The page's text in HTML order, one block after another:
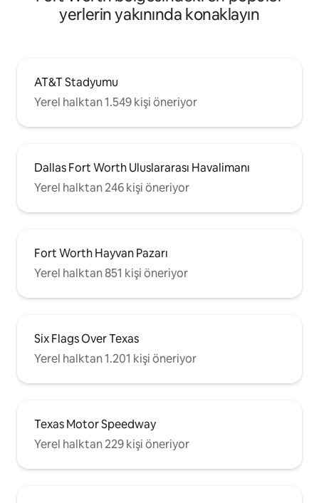
yerlerin yakınında konaklayın
AT&T Stadyumu
Yerel halktan 1.549 kişi öneriyor
Dallas Fort Worth Uluslararası Havalimanı
Yerel halktan 246 kişi öneriyor
Fort Worth Hayvan Pazarı
Yerel halktan 851 kişi öneriyor
Six Flags Over Texas
Yerel halktan 1.201 kişi öneriyor
Texas Motor Speedway
Yerel halktan 229 kişi öneriyor